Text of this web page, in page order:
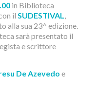
in Biblioteca
il SUDESTIVAL,
alla sua 23^ edizione.
sarà presentato il
e scrittore
De Azevedo e